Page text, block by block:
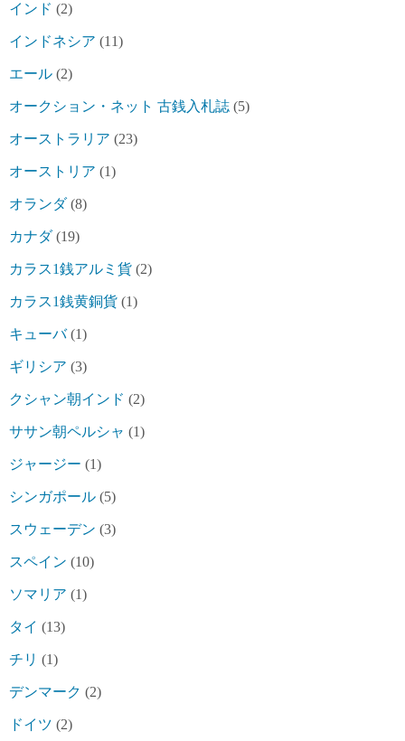
インド (2)
インドネシア (11)
エール (2)
オークション・ネット 古銭入札誌 (5)
オーストラリア (23)
オーストリア (1)
オランダ(8)
カナダ(19)
カラス1銭アルミ貨 (2)
カラス1銭黄銅貨 (1)
キューバ(1)
ギリシア (3)
クシャン朝インド (2)
ササン朝ペルシャ (1)
ジャージー (1)
シンガポール (5)
スウェーデン (3)
スペイン (10)
ソマリア (1)
タイ (13)
チリ (1)
デンマーク (2)
ドイツ (2)